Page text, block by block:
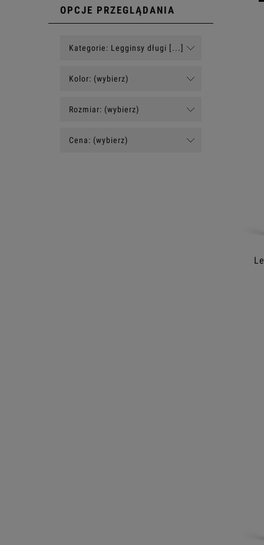
OPCJE PRZEGLĄDANIA
Kategorie: Legginsy długi [...]
Kolor: (wybierz)
Rozmiar: (wybierz)
Cena: (wybierz)